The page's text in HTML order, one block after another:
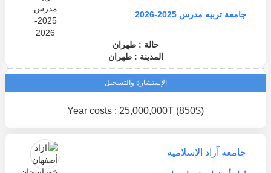
جامعة تربيه مدرس 2025-2026
حالة : طهران
المدينة : طهران
الإستشارة والتسجيل
Year costs : 25,000,000T (850$)
جامعة آزاد الإسلامية